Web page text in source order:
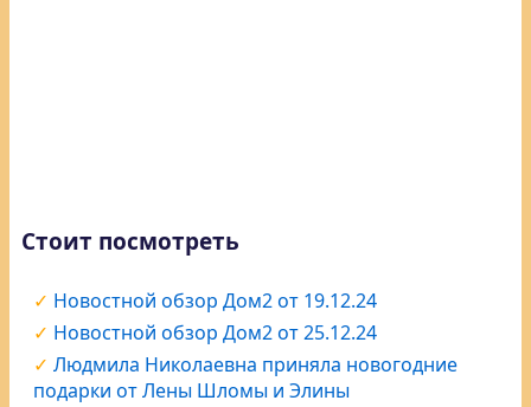
Стоит посмотреть
Новостной обзор Дом2 от 19.12.24
Новостной обзор Дом2 от 25.12.24
Людмила Николаевна приняла новогодние
подарки от Лены Шломы и Элины